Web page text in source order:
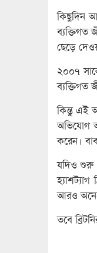
কিছুদিন
ব্যক্তিগত
ছেড়ে
২০০৭
ব্যক্তিগত
কিন্তু এই
অভিযোগ
করেন।
যদিও শুরু
হ্যাশট্যাগ
আরও
তবে